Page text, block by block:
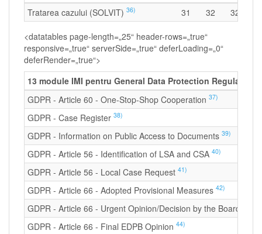
Tratarea cazului (SOLVIT) 36) 31 32 32
<datatables page-length=„25“ header-rows=„true“
responsive=„true“ serverSide=„true“ deferLoading=„0“
deferRender=„true“>
13 module IMI pentru General Data Protection Regulation
GDPR - Article 60 - One-Stop-Shop Cooperation 37)
GDPR - Case Register 38)
GDPR - Information on Public Access to Documents 39)
GDPR - Article 56 - Identification of LSA and CSA 40)
GDPR - Article 56 - Local Case Request 41)
GDPR - Article 66 - Adopted Provisional Measures 42)
GDPR - Article 66 - Urgent Opinion/Decision by the Board
GDPR - Article 66 - Final EDPB Opinion 44)